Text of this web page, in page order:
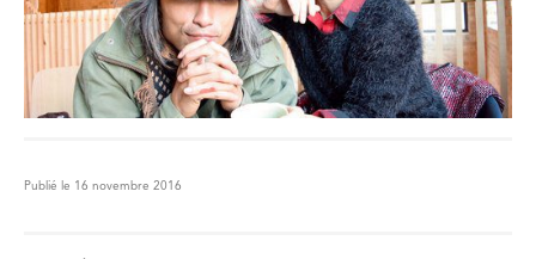
Publié le 16 novembre 2016